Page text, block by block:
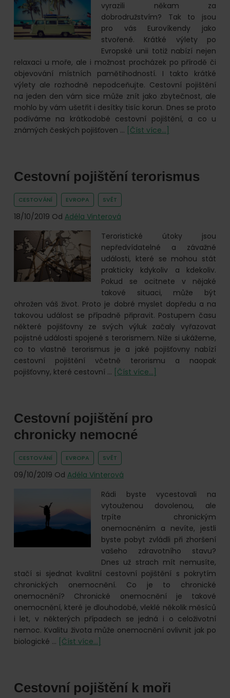
vyrazili někam za
dobrodružstvím? Tak to jsou
pro vás Eurovíkendy jako
stvořené. Krátké výlety po
Evropské unii totiž nabízí nejen
relaxaci u moře, ale i možnost procházek po přírodě či
objevování místních pamětihodností. I takto krátké
výlety ale rozhodně nepodceňujte. Cestovní pojištění
na jeden den vám sice může znít jako zbytečnost, ale
mohlo by vám ušetřit i desítky tisíc korun. Dnes se proto
podíváme na krátkodobé cestovní pojištění, a co u
známých českých pojišťoven … [Číst více...]
Cestovní pojištění terorismus
CESTOVÁNÍ EVROPA SVĚT
18/10/2019 Od Adéla Vinterová
Teroristické útoky jsou
nepředvídatelné a závažné
události, které se mohou stát
prakticky kdykoliv a kdekoliv.
Pokud se ocitnete v nějaké
takové situaci, může být
ohrožen váš život. Proto je dobré myslet dopředu a na
takovou událost se případně připravit. Postupem času
některé pojišťovny ze svých výluk začaly vyřazovat
pojistné události spojené s terorismem. Níže si ukážeme,
co to vlastně terorismus je a jaké pojišťovny nabízí
cestovní pojištění včetně terorismu a naopak
pojišťovny, které cestovní … [Číst více...]
Cestovní pojištění pro
chronicky nemocné
CESTOVÁNÍ EVROPA SVĚT
09/10/2019 Od Adéla Vinterová
Rádi byste vycestovali na
vytouženou dovolenou, ale
trpíte chronickým
onemocněním a nevíte, jestli
byste pobyt zvládli při zhoršení
vašeho zdravotního stavu?
Dnes už strach mít nemusíte,
stačí si sjednat kvalitní cestovní pojištění s pokrytím
chronických onemocnění. Co je to chronické
onemocnění? Chronické onemocnění je takové
onemocnění, které je dlouhodobé, vleklé několik měsíců
i let, v některých případech se jedná i o celoživotní
nemoc. Kvalitu života může onemocnění ovlivnit jak po
biologické … [Číst více...]
chronicky
Cestovní pojištění k moři